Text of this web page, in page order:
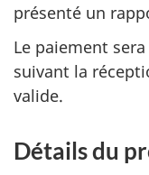
présenté un
Le paiement
suivant la
valide.
Détails du